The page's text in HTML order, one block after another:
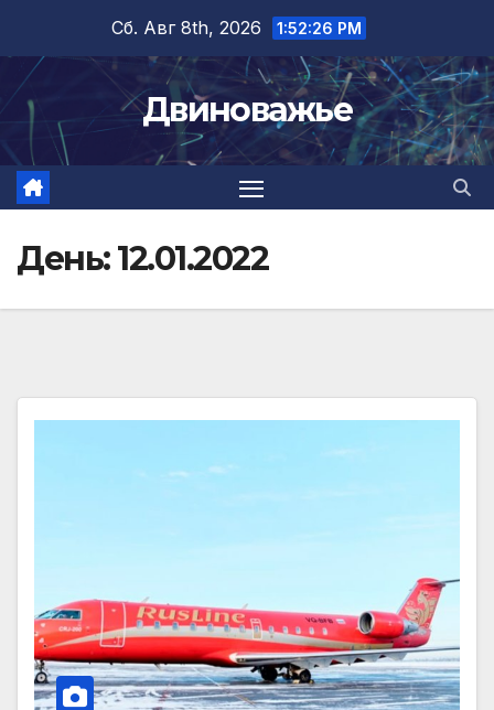
содержимому
Сб. Авг 8th, 2026 1:52:27 PM
Двиноважье
День:12.01.2022